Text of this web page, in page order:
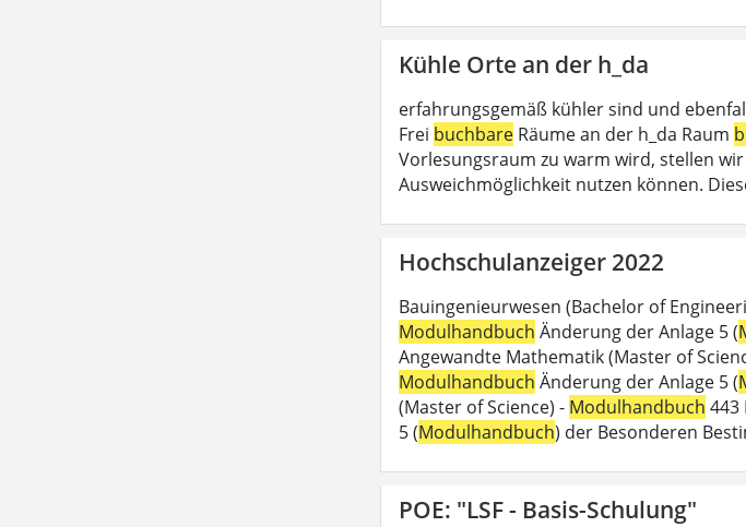
Kühle Orte an der h_da
erfahrungsgemäß kühler sind und
Frei buchbare Räume an der h_da Raum
Vorlesungsraum zu warm wird, stellen
Ausweichmöglichkeit nutzen können.
Hochschulanzeiger 2022
Bauingenieurwesen (Bachelor of
Modulhandbuch Änderung der Anlage 5 (
Angewandte Mathematik (Master of
Modulhandbuch Änderung der Anlage 5 (
(Master of Science) - Modulhandbuch 443
5 (Modulhandbuch) der Besonderen
POE: "LSF - Basis-Schulung"